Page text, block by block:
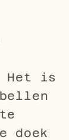
Het is
doek